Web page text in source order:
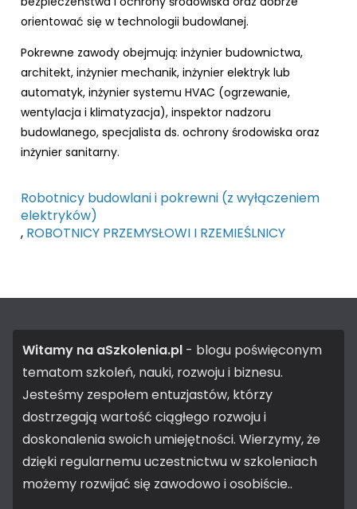
orientować się w technologii budowlanej.
Pokrewne zawody obejmują: inżynier budownictwa,
architekt, inżynier mechanik, inżynier elektryk lub
automatyk, inżynier systemu HVAC (ogrzewanie,
wentylacja i klimatyzacja), inspektor nadzoru
budowlanego, specjalista ds. ochrony środowiska oraz
inżynier sanitarny.
Robotnicy budowlani i pokrewni (z wyłączeniem
elektryków)
, ROBOTNICY PRZEMYSŁOWI I RZEMIEŚLNICY
Witamy na aSzkolenia.pl - blogu poświęconym
tematom szkoleń, nauki, rozwoju i biznesu.
Jesteśmy zespołem entuzjastów, którzy
dostrzegają wartość ciągłego rozwoju i
doskonalenia swoich umiejętności. Wierzymy, że
dzięki regularnemu uczestnictwu w szkoleniach
możemy rozwijać się zawodowo i osobiście..